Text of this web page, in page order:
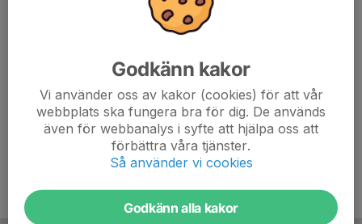
Godkänn kakor
Vi använder oss av kakor (cookies) för att vår
webbplats ska fungera bra för dig. De används
även för webbanalys i syfte att hjälpa oss att
förbättra våra tjänster.
Så använder vi cookies
Godkänn alla kakor